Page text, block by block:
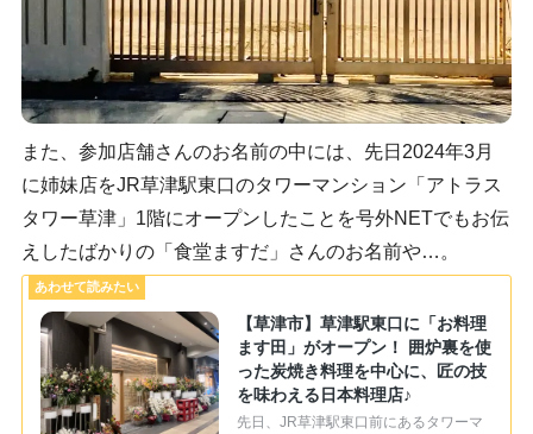
また、参加店舗さんのお名前の中には、先日2024年3月
に姉妹店をJR草津駅東口のタワーマンション「アトラス
タワー草津」1階にオープンしたことを号外NETでもお伝
えしたばかりの「食堂ますだ」さんのお名前や…。
【草津市】草津駅東口に「お料理
ます田」がオープン！ 囲炉裏を使
った炭焼き料理を中心に、匠の技
を味わえる日本料理店♪
先日、JR草津駅東口前にあるタワーマ